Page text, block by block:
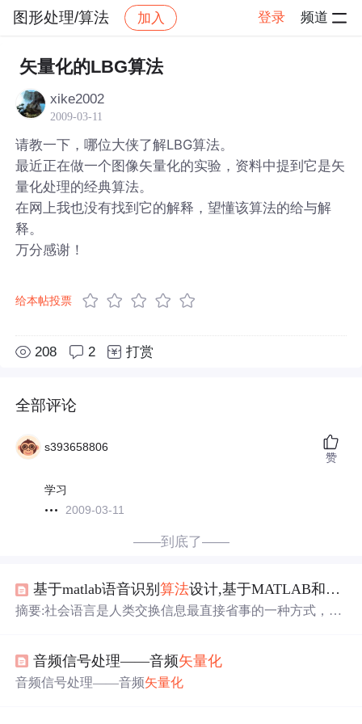
图形处理/算法 加入 登录 频道
社区 图形处理/算法
矢量化的LBG算法
xike2002
2009-03-11
请教一下，哪位大侠了解LBG算法。
最近正在做一个图像矢量化的实验，资料中提到它是矢
量化处理的经典算法。
在网上我也没有找到它的解释，望懂该算法的给与解
释。
万分感谢！
给本帖投票
208 2 打赏
全部评论
s393658806
学习
2009-03-11
赞
——到底了——
基于matlab语音识别算法设计,基于MATLAB和VQ
摘要:社会语言是人类交换信息最直接省事的一种方式，在
信网中最必要紧迫、最基本的组成部分之一.因此我们积极
地去研讨语音识别这方面的领域，并且开发相应的产物具
音频信号处理——音频矢量化
音频信号处理——音频矢量化